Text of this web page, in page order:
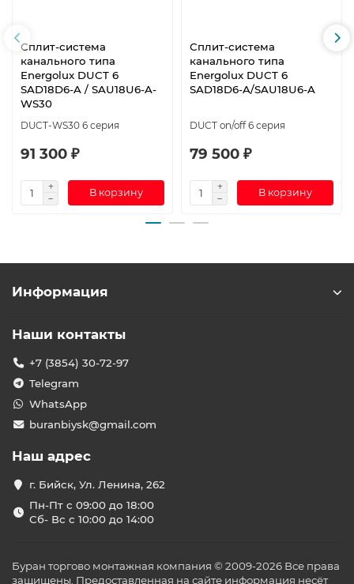
Сплит-система
канального типа
Energolux DUCT 6
SAD18D6-A / SAU18U6-A-
WS30
DUCT-WS30 6 серия
91 300 ₽
В корзину
Сплит-система
канального типа
Energolux DUCT 6
SAD18D6-A/SAU18U6-A
DUCT on/off 6 серия
79 500 ₽
В корзину
Информация
Наши контакты
+7 (3854) 30-72-97
Telegram
WhatsApp
buranbiysk@gmail.com
Наш адрес
г. Бийск, Ул. Ленина, 262
Пн-Пт с 09:00 до 18:00
Сб- Вс с 10:00 до 14:00
Буран торгово монтажная компания © 2009-2026 Все права
защищены. Предоставленная на сайте информация несёт